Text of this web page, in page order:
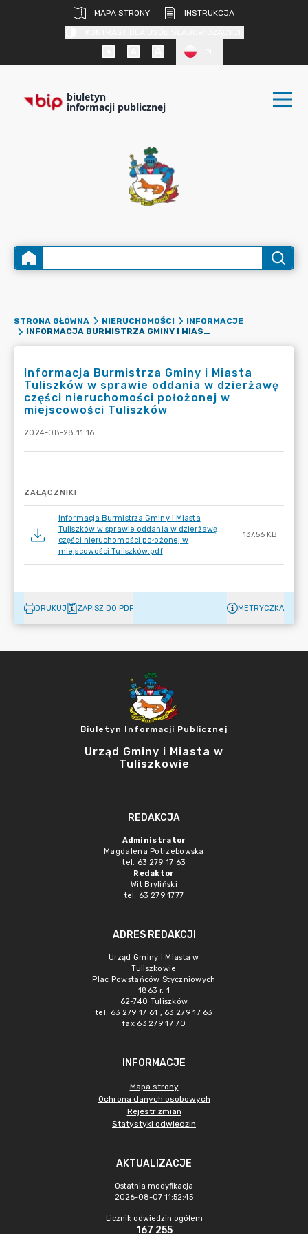
MAPA STRONY
INSTRUKCJA
biuletyn
informacji publicznej
STRONA GŁÓWNA NIERUCHOMOŚCI
INFORMACJE
INFORMACJA BURMISTRZA GMINY I MIASTA TULISZKÓW W SPRAWIE ODDANIA W DZIERŻAWĘ CZĘŚCI NIERUCHOMOŚCI POŁOŻONEJ W MIEJSCOWOŚCI TULISZKÓW
Informacja Burmistrza Gminy i Miasta
Tuliszków w sprawie oddania w dzierżawę
części nieruchomości położonej w
miejscowości Tuliszków
2024-08-28 11:16
ZAŁĄCZNIKI
Informacja Burmistrza Gminy i Miasta
Tuliszków w sprawie oddania w dzierżawę
części nieruchomości położonej w
miejscowości Tuliszków.pdf
137.56 KB
DRUKUJ ZAPISZ DO PDF METRYCZKA
Biuletyn Informacji Publicznej
Urząd Gminy i Miasta w
Tuliszkowie
REDAKCJA
Administrator
Magdalena Potrzebowska
tel. 63 279 17 63
Redaktor
Wit Bryliński
tel. 63 279 1777
ADRES REDAKCJI
Urząd Gminy i Miasta w
Tuliszkowie
Plac Powstańców Styczniowych
1863 r. 1
62-740 Tuliszków
tel. 63 279 17 61 , 63 279 17 63
fax 63 279 17 70
INFORMACJE
Mapa strony
Ochrona danych osobowych
Rejestr zmian
Statystyki odwiedzin
AKTUALIZACJE
Ostatnia modyfikacja
2026-08-07 11:52:45
Licznik odwiedzin ogółem
167 255